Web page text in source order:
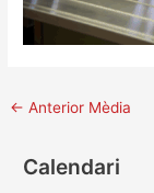
← Anterior Mèdia
Calendari